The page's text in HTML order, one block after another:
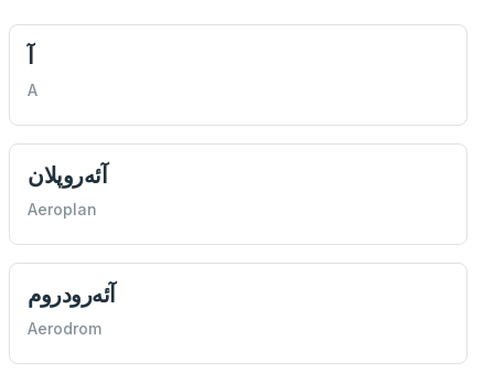
A
آئه‌روپلان
Aeroplan
آئه‌رودروم
Aerodrom